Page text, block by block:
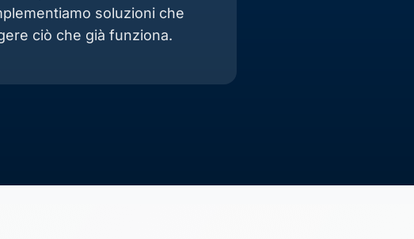
soluzioni che
ciò che già funziona.